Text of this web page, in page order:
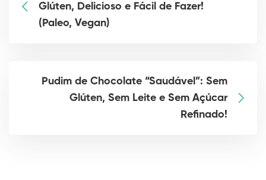
Glúten, Delicioso e Fácil de Fazer!
(Paleo, Vegan)
Pudim de Chocolate “Saudável”: Sem
Glúten, Sem Leite e Sem Açúcar
Refinado!